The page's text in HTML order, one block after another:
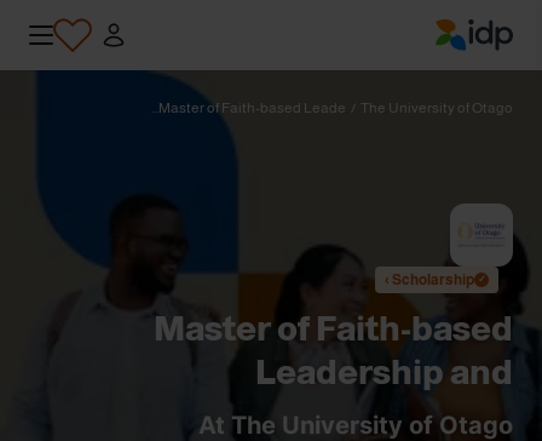
The University of Otago
/
Master of Faith-based Leade...
✓
Scholarship ›
Master of Faith-based
Leadership and
Management
At The University of Otago